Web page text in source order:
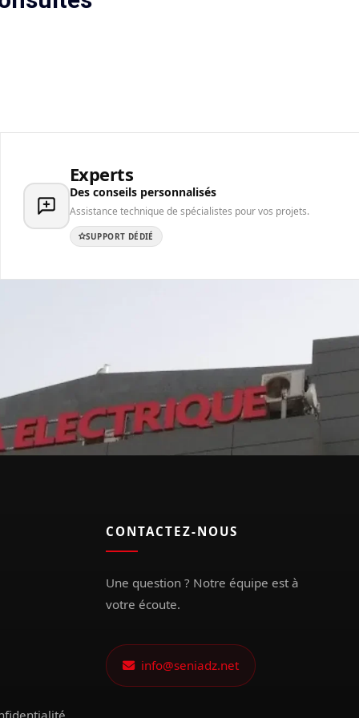
Experts
Des conseils personnalisés
Assistance technique de spécialistes pour vos projets.
SUPPORT DÉDIÉ
CONTACTEZ-NOUS
Une question ? Notre équipe est à
votre écoute.
info@seniadz.net